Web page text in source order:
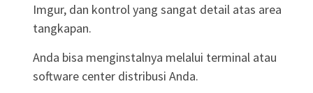
Imgur, dan kontrol yang sangat detail atas area
tangkapan.
Anda bisa menginstalnya melalui terminal atau
software center distribusi Anda.